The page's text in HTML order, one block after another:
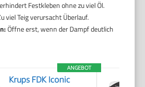
Festkleben ohne zu viel Öl.
viel Teig verursacht Überlauf.
Öffne erst, wenn der Dampf deutlich
ANGEBOT
Krups FDK Iconic